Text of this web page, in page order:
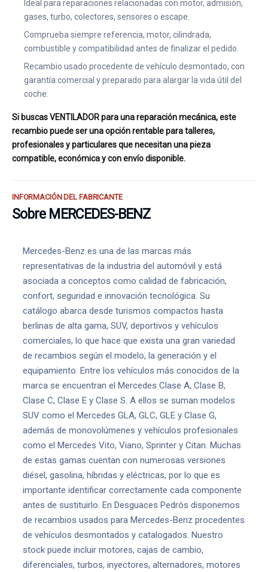
Ideal para reparaciones relacionadas con motor, admisión,
gases, turbo, colectores, sensores o escape.
Comprueba siempre referencia, motor, cilindrada,
combustible y compatibilidad antes de finalizar el pedido.
Recambio usado procedente de vehículo desmontado, con
garantía comercial y preparado para alargar la vida útil del
coche.
Si buscas VENTILADOR para una reparación mecánica, este
recambio puede ser una opción rentable para talleres,
profesionales y particulares que necesitan una pieza
compatible, económica y con envío disponible.
INFORMACIÓN DEL FABRICANTE
Sobre MERCEDES-BENZ
Mercedes-Benz es una de las marcas más
representativas de la industria del automóvil y está
asociada a conceptos como calidad de fabricación,
confort, seguridad e innovación tecnológica. Su
catálogo abarca desde turismos compactos hasta
berlinas de alta gama, SUV, deportivos y vehículos
comerciales, lo que hace que exista una gran variedad
de recambios según el modelo, la generación y el
equipamiento. Entre los vehículos más conocidos de la
marca se encuentran el Mercedes Clase A, Clase B,
Clase C, Clase E y Clase S. A ellos se suman modelos
SUV como el Mercedes GLA, GLC, GLE y Clase G,
además de monovolúmenes y vehículos profesionales
como el Mercedes Vito, Viano, Sprinter y Citan. Muchas
de estas gamas cuentan con numerosas versiones
diésel, gasolina, híbridas y eléctricas, por lo que es
importante identificar correctamente cada componente
antes de sustituirlo. En Desguaces Pedrós disponemos
de recambios usados para Mercedes-Benz procedentes
de vehículos desmontados y catalogados. Nuestro
stock puede incluir motores, cajas de cambio,
diferenciales, turbos, inyectores, alternadores, motores